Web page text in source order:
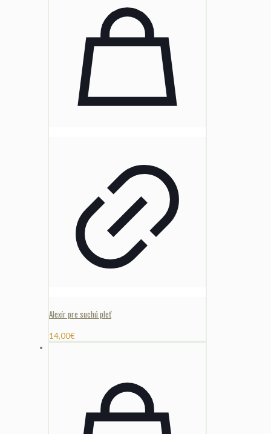
Alexír pre suchú pleť
14,00€